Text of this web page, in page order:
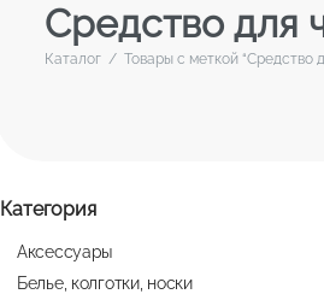
Средство для
Каталог / Товары с меткой “Средство
Категория
Аксессуары
Белье, колготки, носки